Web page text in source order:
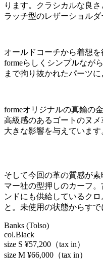
ります。クラシカルな良
ラッチ型のレザーショルダ
オールドコーチから着想を
formeらしくシンプルなが
まで拘り抜かれたパーツ
formeオリジナルの真鍮の
高級感のあるゴートのヌメ
大きな影響を与えています
そして今回の革の質感が
マー社の型押しのカーフ
ンドにも供給しているク
と。未使用の状態からす
Banks (Tolso)
col.Black
size S ¥57,200（tax in）
size M ¥66,000（tax in）